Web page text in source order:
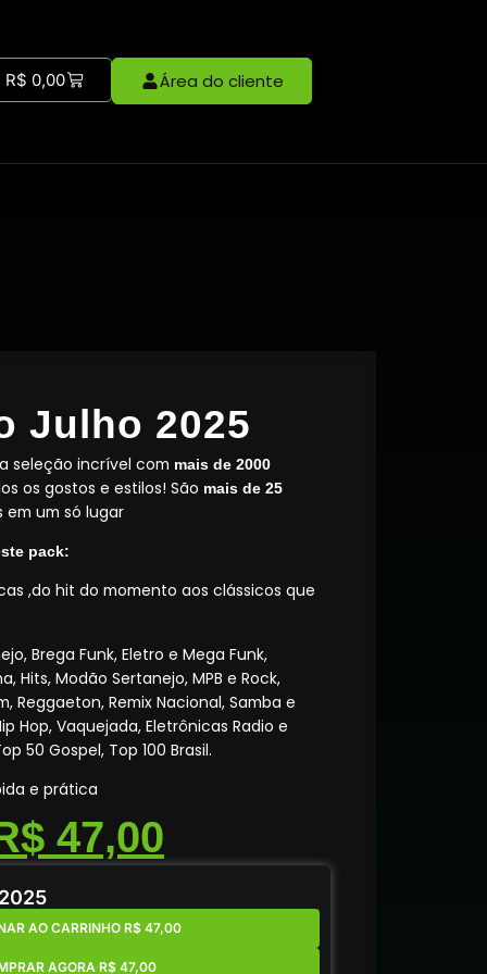
R$ 0,00 Área do cliente
Julho 2025
seleção incrível com mais de 2000
os gostos e estilos! São mais de 25
em um só lugar
pack:
,do hit do momento aos clássicos que
Brega Funk, Eletro e Mega Funk,
Hits, Modão Sertanejo, MPB e Rock,
Reggaeton, Remix Nacional, Samba e
Hop, Vaquejada, Eletrônicas Radio e
50 Gospel, Top 100 Brasil.
e prática
47,00
AO CARRINHO R$ 47,00
AGORA R$ 47,00